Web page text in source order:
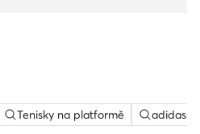
Tenisky na platformě adidas